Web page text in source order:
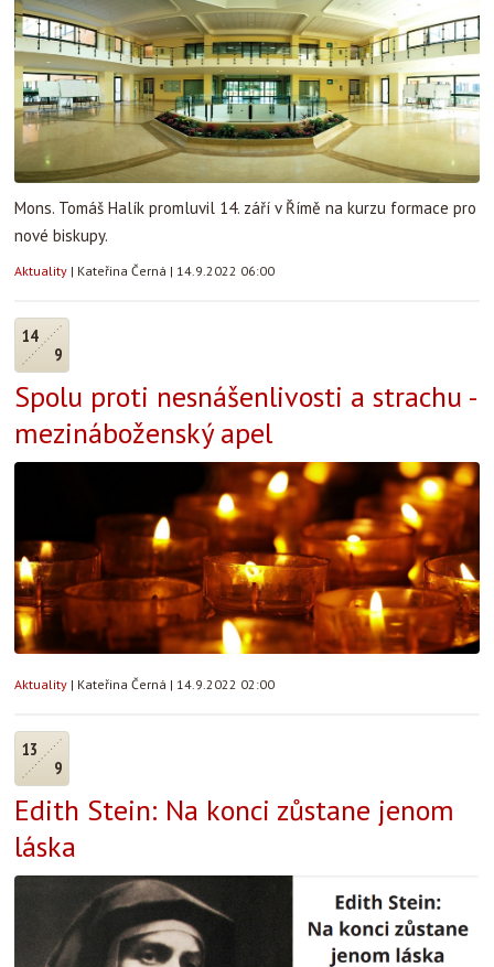
Mons. Tomáš Halík promluvil 14. září v Římě na kurzu formace pro
nové biskupy.
Aktuality | Kateřina Černá | 14.9.2022 06:00
14
9
Spolu proti nesnášenlivosti a strachu -
mezináboženský apel
Aktuality | Kateřina Černá | 14.9.2022 02:00
13
9
Edith Stein: Na konci zůstane jenom
láska